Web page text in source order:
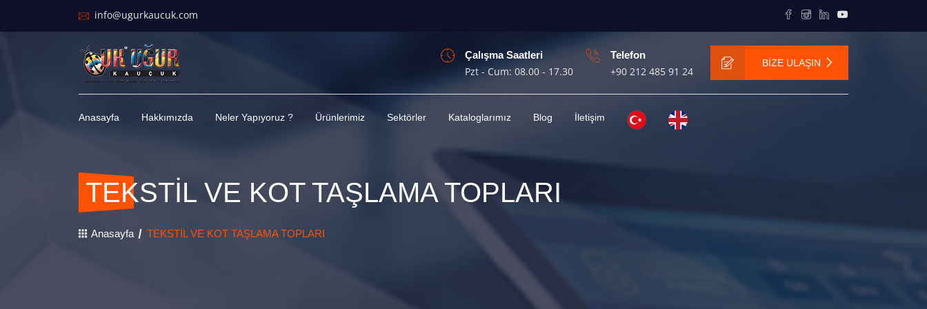
info@ugurkaucuk.com
Çalışma Saatleri
Pzt - Cum: 08.00 - 17.30
Telefon
+90 212 485 91 24
BİZE ULAŞIN
Anasayfa Hakkımızda Neler Yapıyoruz ? Ürünlerimiz Sektörler Kataloglarımız Blog İletişim
TEKSTİL VE KOT TAŞLAMA TOPLARI
Anasayfa TEKSTİL VE KOT TAŞLAMA TOPLARI